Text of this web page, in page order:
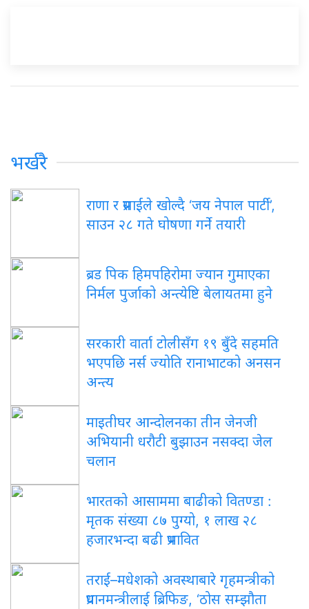
भर्खरै
राणा र प्रसाईंले खोल्दै ‘जय नेपाल पार्टी’,
साउन २८ गते घोषणा गर्ने तयारी
ब्रड पिक हिमपहिरोमा ज्यान गुमाएका
निर्मल पुर्जाको अन्त्येष्टि बेलायतमा हुने
सरकारी वार्ता टोलीसँग १९ बुँदे सहमति
भएपछि नर्स ज्योति रानाभाटको अनसन
अन्त्य
माइतीघर आन्दोलनका तीन जेनजी
अभियानी धरौटी बुझाउन नसक्दा जेल
चलान
भारतको आसाममा बाढीको वितण्डा :
मृतक संख्या ८७ पुग्यो, १ लाख २८
हजारभन्दा बढी प्रभावित
तराई–मधेशको अवस्थाबारे गृहमन्त्रीको
प्रधानमन्त्रीलाई ब्रिफिङ, ‘ठोस सम्झौता